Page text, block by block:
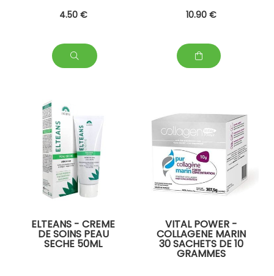
4.50 €
SAINS ET D'UNE PEAU
10.90 €
ELTEANS - CREME
DE SOINS PEAU
SECHE 50ML
VITAL POWER -
COLLAGENE MARIN
30 SACHETS DE 10
GRAMMES